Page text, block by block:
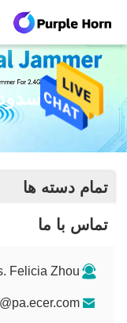
مسدود
تمام دسته ها
تماس با ما
Felicia Zhou